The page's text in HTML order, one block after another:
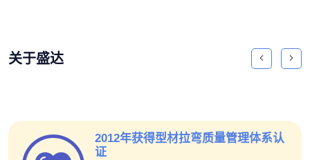
关于盛达
2012年获得型材拉弯质量管理体系认
证